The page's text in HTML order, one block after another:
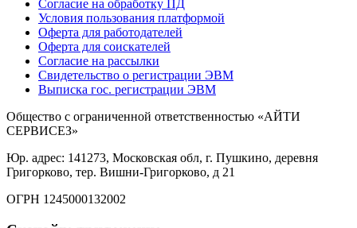
Согласие на обработку ПД
Условия пользования платформой
Оферта для работодателей
Оферта для соискателей
Согласие на рассылки
Свидетельство о регистрации ЭВМ
Выписка гос. регистрации ЭВМ
Общество с ограниченной ответственностью «АЙТИ
СЕРВИСЕЗ»
Юр. адрес: 141273, Московская обл, г. Пушкино, деревня
Григорково, тер. Вишни-Григорково, д 21
ОГРН 1245000132002